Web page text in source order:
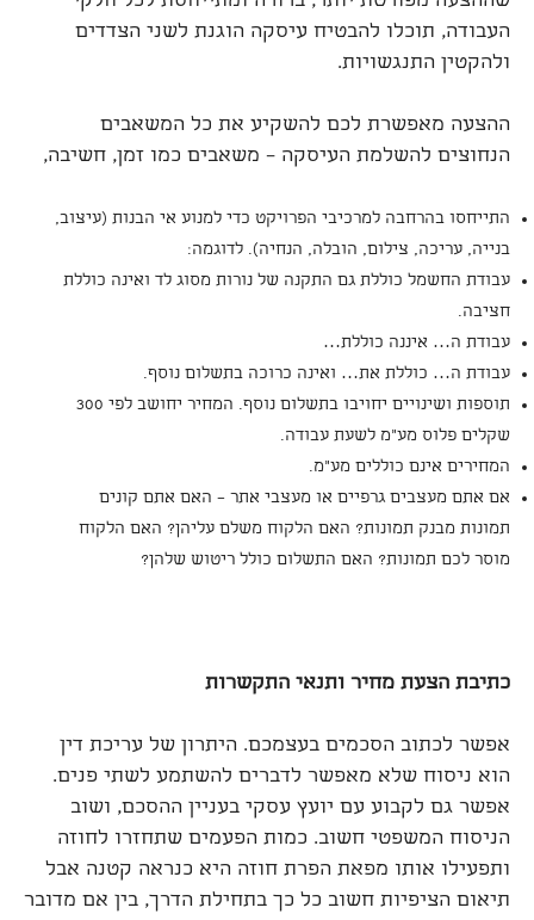
העבודה, תוכלו להבטיח עיסקה הוגנת לשני הצדדים
ולהקטין התנגשויות.
ההצעה מאפשרת לכם להשקיע את כל המשאבים
הנחוצים להשלמת העיסקה – משאבים כמו זמן, חשיבה,
התייחסו בהרחבה למרכיבי הפרויקט כדי למנוע אי הבנות (עיצוב,
בנייה, עריכה, צילום, הובלה, הנחיה). לדוגמה:
עבודת החשמל כוללת גם התקנה של נורות מסוג לד ואינה כוללת
חציבה.
עבודת ה… איננה כוללת…
עבודת ה… כוללת את… ואינה כרוכה בתשלום נוסף.
תוספות ושינויים יחויבו בתשלום נוסף. המחיר יחושב לפי 300
שקלים פלוס מע"מ לשעת עבודה.
המחירים אינם כוללים מע"מ.
אם אתם מעצבים גרפיים או מעצבי אתר – האם אתם קונים
תמונות מבנק תמונות? האם הלקוח משלם עליהן? האם הלקוח
מוסר לכם תמונות? האם התשלום כולל ריטוש שלהן?
כתיבת הצעת מחיר ותנאי התקשרות
אפשר לכתוב הסכמים בעצמכם. היתרון של עריכת דין
הוא ניסוח שלא מאפשר לדברים להשתמע לשתי פנים.
אפשר גם לקבוע עם יועץ עסקי בעניין ההסכם, ושוב
הניסוח המשפטי חשוב. כמות הפעמים שתחזרו לחוזה
ותפעילו אותו מפאת הפרת חוזה היא כנראה קטנה אבל
תיאום הציפיות חשוב כל כך בתחילת הדרך, בין אם מדובר